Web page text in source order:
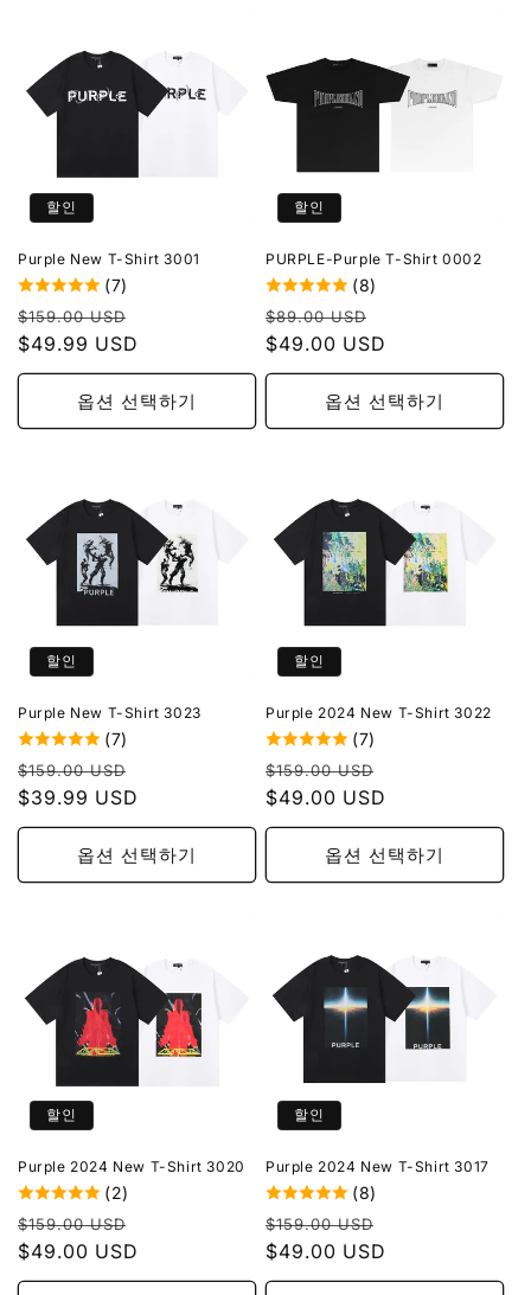
할인
Purple New T-Shirt 3001
(7)
정
가
$159.00 USD
가
$49.99 USD
옵션 선택하기
할인
PURPLE-Purple T-Shirt 0002
(8)
정
가
$89.00 USD
인
가
$49.00 USD
옵션 선택하기
할인
Purple New T-Shirt 3023
(7)
정
가
$159.00 USD
가
$39.99 USD
옵션 선택하기
할인
Purple 2024 New T-Shirt 3022
(7)
정
가
$159.00 USD
가
$49.00 USD
옵션 선택하기
할인
Purple 2024 New T-Shirt 3020
(2)
정
가
$159.00 USD
가
$49.00 USD
할인
Purple 2024 New T-Shirt 3017
(8)
정
가
$159.00 USD
가
$49.00 USD